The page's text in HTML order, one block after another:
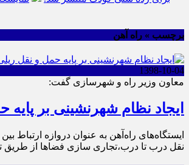
برچسب » راه آهن
1398-10-04
معاون وزیر راه و شهرسازی گفت:
ایجاد نظام شهرنشینی بر
ایستگاه‌های راه‌آهن به عنوان دروازه
نقل درب تا درب،‌تجاری سازی فضاها از طریق